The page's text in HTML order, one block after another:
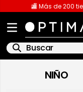
🏬 Más de 200
Buscar
NIÑO
licencia